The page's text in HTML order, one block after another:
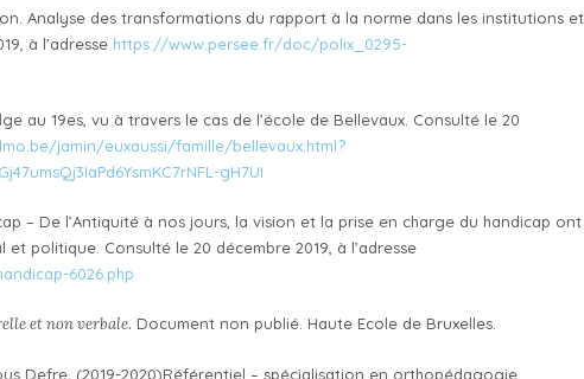
Analyse des transformations du rapport à la norme dans les institutions et
à l’adresse https://www.persee.fr/doc/polix_0295-
au 19es, vu à travers le cas de l’école de Bellevaux. Consulté le 20
jamin/euxaussi/famille/bellevaux.html?
gH7UI
– De l’Antiquité à nos jours, la vision et la prise en charge du handicap ont
politique. Consulté le 20 décembre 2019, à l’adresse
6026.php
et non verbale. Document non publié. Haute Ecole de Bruxelles.
Defre. (2019-2020)Référentiel – spécialisation en orthopédagogie.